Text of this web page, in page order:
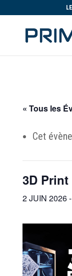
« Tous les
Cet
3D Print
2 JUIN 2026-